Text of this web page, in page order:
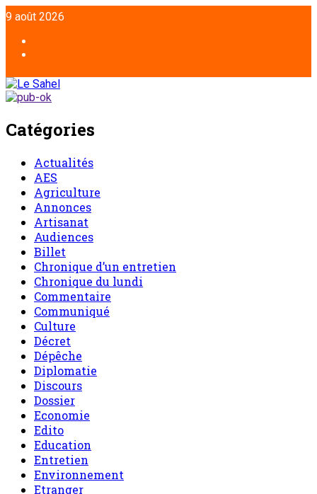
Aller
au
contenu
9 août 2026
Catégories
Actualités
AES
Agriculture
Annonces
Artisanat
Audiences
Billet
Chronique d’un entretien
Chronique du lundi
Commentaire
Communiqué
Culture
Décret
Dépêche
Diplomatie
Discours
Dossier
Economie
Edito
Education
Entretien
Environnement
Etranger